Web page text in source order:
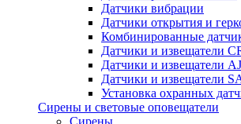
Датчики вибрации
Датчики открытия и
Комбинированные
Датчики и извещатели
Датчики и извещатели
Датчики и извещатели
Установка охранных
Сирены и световые оповещатели
Сирены